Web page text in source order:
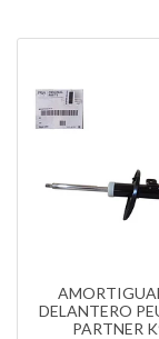
DELANTERO
PARTNER